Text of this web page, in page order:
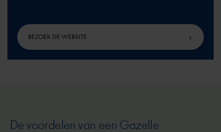
BEZOEK DE WEBSITE
De voordelen van een Gazelle